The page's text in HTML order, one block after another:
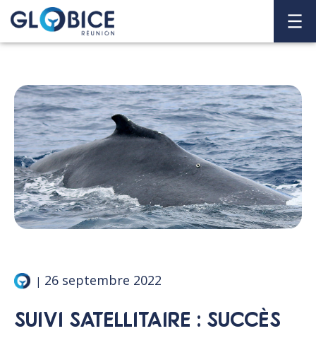
| 26 septembre 2022
SUIVI SATELLITAIRE : SUCCÈS